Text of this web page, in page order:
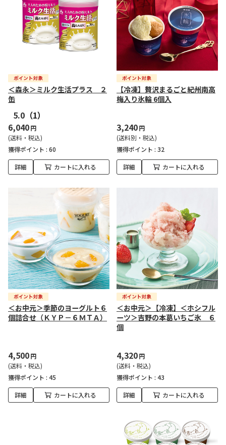
＜森永＞ミルク生活プラス ２
缶
5.0 （1）
6,040円
(送料・税込)
獲得ポイント : 60
詳細 カートに入れる
【冷凍】贅沢まるごと紀州南高
梅入り氷輪 6個入
3,240円
(送料別・税込)
獲得ポイント : 32
詳細 カートに入れる
＜お中元＞季節のヨーグルト６
個詰合せ（ＫＹＰ－６ＭＴＡ）
4,500円
(送料・税込)
獲得ポイント : 45
詳細 カートに入れる
＜お中元＞【冷凍】＜ホシフル
ーツ＞吉野の本葛いちご氷 ６
個
4,320円
(送料・税込)
獲得ポイント : 43
詳細 カートに入れる